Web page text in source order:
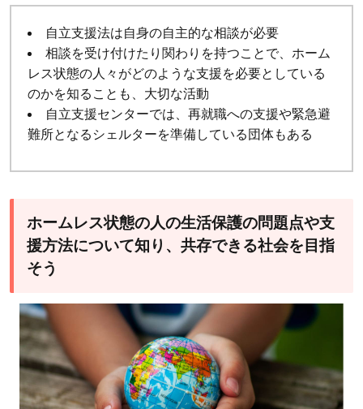
自立支援法は自身の自主的な相談が必要
相談を受け付けたり関わりを持つことで、ホーム
レス状態の人々がどのような支援を必要としている
のかを知ることも、大切な活動
自立支援センターでは、再就職への支援や緊急避
難所となるシェルターを準備している団体もある
ホームレス状態の人の生活保護の問題点や支
援方法について知り、共存できる社会を目指
そう